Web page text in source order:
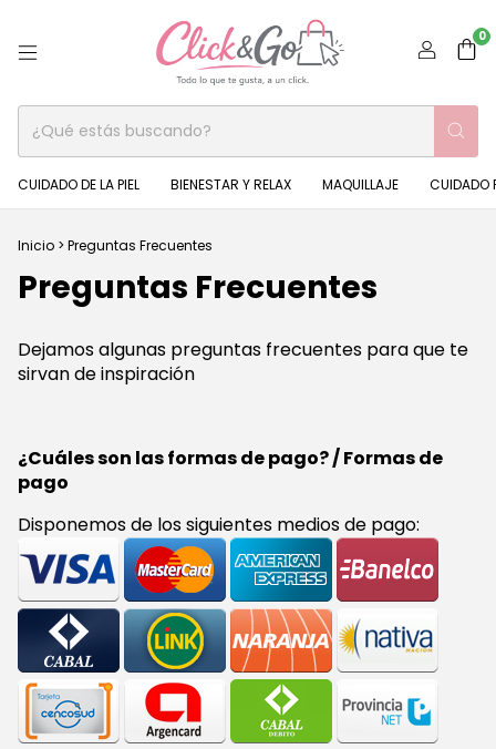
0
CUIDADO DE LA PIEL BIENESTAR Y RELAX MAQUILLAJE CUIDADO
Inicio > Preguntas Frecuentes
Preguntas Frecuentes
Dejamos algunas preguntas frecuentes para que te
sirvan de inspiración
¿Cuáles son las formas de pago? / Formas de
pago
Disponemos de los siguientes medios de pago: